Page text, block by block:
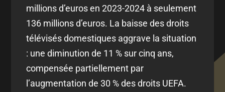
millions d’euros en 2023-2024 à seulement
136 millions d’euros. La baisse des droits
télévisés domestiques aggrave la situation
: une diminution de 11 % sur cinq ans,
compensée partiellement par
l’augmentation de 30 % des droits UEFA.